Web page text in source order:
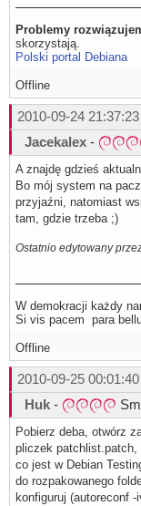
pcm
    }
    control {
name
}
ctl.dmixer {
    type hw
    card 0
}
ctl.dsnooped {
    type hw
    card 0
#więc nazwy
pcm.pavcp
{
Problemy
skorzystają.
Polski portal Debiana
Offline
2010-09-24 21:37:23
Jacekalex -
A znajdę gdzieś
Bo mój system na
przyjaźni, natomiast
tam, gdzie trzeba ;)
Ostatnio edytowany
W demokracji każdy
Si vis pacem para
Offline
2010-09-25 00:01:40
Huk -
Pobierz deba, otwórz
pliczek patchlist.patch,
co jest w Debian
do rozpakowanego
konfiguruj (autoreconf